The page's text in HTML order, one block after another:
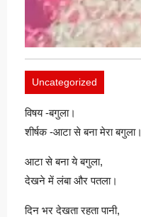
Uncategorized
विषय -बगुला।
शीर्षक -आटा से बना मेरा बगुला।
आटा से बना ये बगुला,
देखने में लंबा और पतला।
दिन भर देखता रहता पानी,